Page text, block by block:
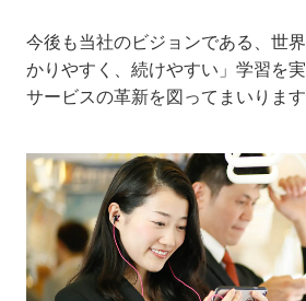
今後も当社のビジョンである、世
かりやすく、続けやすい」学習を
サービスの革新を図ってまいります